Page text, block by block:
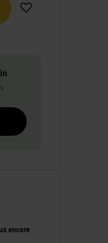
Ajouter à la liste de
encore